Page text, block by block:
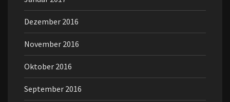
Dezember 2016
November 2016
Oktober 2016
September 2016